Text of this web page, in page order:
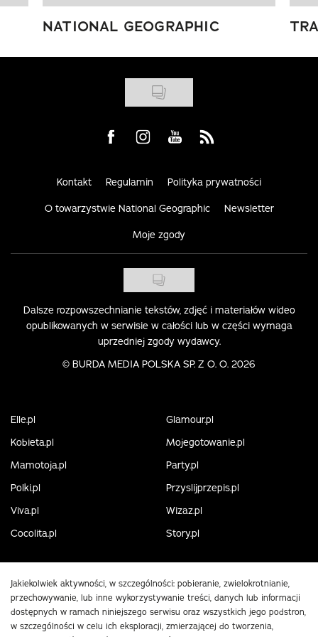
NATIONAL GEOGRAPHIC
Visit us on Facebook
Visit us on Instagram
Visit us on Youtube
Visit us on Rss
Kontakt Regulamin Polityka prywatności
O towarzystwie National Geographic Newsletter
Moje zgody
Dalsze rozpowszechnianie tekstów, zdjęć i materiałów wideo
opublikowanych w serwisie w całości lub w części wymaga
uprzedniej zgody wydawcy.
© BURDA MEDIA POLSKA SP. Z O. O. 2026
Elle.pl
Glamour.pl
Kobieta.pl
Mojegotowanie.pl
Mamotoja.pl
Party.pl
Polki.pl
Przyslijprzepis.pl
Viva.pl
Wizaz.pl
Cocolita.pl
Story.pl
Jakiekolwiek aktywności, w szczególności: pobieranie, zwielokrotnianie,
przechowywanie, lub inne wykorzystywanie treści, danych lub informacji
dostępnych w ramach niniejszego serwisu oraz wszystkich jego podstron,
w szczególności w celu ich eksploracji, zmierzającej do tworzenia,